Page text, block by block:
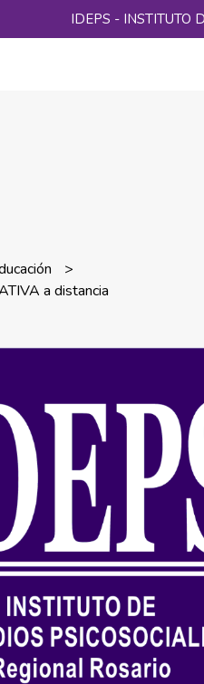
IDEPS - INSTITUTO
a distancia